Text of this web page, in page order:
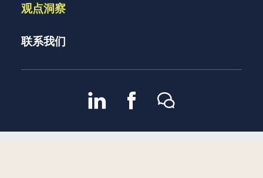
观点洞察
联系我们